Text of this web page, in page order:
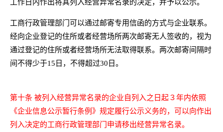
工作日内作出将其列入经营异常名录的决定，并予以公示。
工商行政管理部门可以通过邮寄专用信函的方式与企业联系。
经向企业登记的住所或者经营场所两次邮寄无人签收的，视为
通过登记的住所或者经营场所无法取得联系。两次邮寄间隔时
间不得少于15日，不得超过30日。
第十条 被列入经营异常名录的企业自列入之日起３年内依照
《企业信息公示暂行条例》规定履行公示义务的，可以向作出
列入决定的工商行政管理部门申请移出经营异常名录。